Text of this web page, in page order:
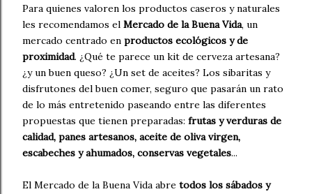
Para quienes valoren los productos caseros y naturales
les recomendamos el Mercado de la Buena Vida, un
mercado centrado en productos ecológicos y de
proximidad. ¿Qué te parece un kit de cerveza artesana?
¿y un buen queso? ¿Un set de aceites? Los sibaritas y
disfrutones del buen comer, seguro que pasarán un rato
de lo más entretenido paseando entre las diferentes
propuestas que tienen preparadas: frutas y verduras de
calidad, panes artesanos, aceite de oliva virgen,
escabeches y ahumados, conservas vegetales...
El Mercado de la Buena Vida abre todos los sábados y